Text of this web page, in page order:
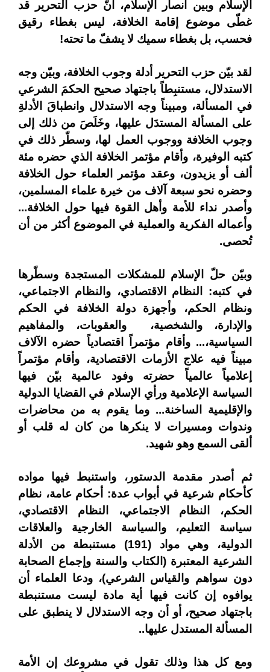
الإسلام وبين أنصار الإسلام، أَنَّ حزب التحرير قد
غطّى موضوع إقامة الخلافة، ليس بغطاء رقيق
فحسب، بل بغطاء سميك لا يشفّ ما تحته!
لقد بيّن حزب التحرير أدلة وجوب الخلافة، وبيّن وجه
الاستدلال، مستنبِطاً باجتهاد صحيح الحكمَ الشرعي
في المسألة، ومبيناً وجه الاستدلال وانطباقَ الأدلةِ
على المسألة المستدَل عليها، وخَلَصَ من ذلك إلى
وجوب الخلافة ووجوب العمل لها، وسطّر ذلك في
كتبه الوفيرة، وأقام مؤتمر الخلافة الذي حضره مئة
ألف أو يزيدون، وعقد مؤتمر العلماء حول الخلافة
وحضره نحو سبعة آلاف من خيرة علماء المسلمين،
وأصدر نداء للأمة وأهل القوة فيها حول الخلافة...
وأعماله الفكرية والعملية في الموضوع أكثر من أن
تُحصى.
وبيّن حلّ الإسلام للمشكلات المستجدة وسطّرها
في كتبه: النظام الاقتصادي، والنظام الاجتماعي،
ونظام الحكم، وأجهزة دولة الخلافة في الحكم
والإدارة، والشخصية، والعقوبات، والمفاهيم
السياسية،... وأقام مؤتمراً اقتصادياً حضره الآلاف
مبيناً فيه علاج الأزمات الاقتصادية، وأقام مؤتمراً
إعلامياً عالمياً حضرته وفود عالمية بيّن فيها
السياسة الإعلامية ورأي الإسلام في القضايا الدولية
والإقليمية الساخنة... وما يقوم به من محاضرات
وندوات ومسيرات لا ينكرها من كان له قلب أو
ألقى السمع وهو شهيد.
ثم أصدر مقدمة الدستور، واستنبط فيها مواده
كأحكام شرعية في أبواب عدة: أحكام عامة، نظام
الحكم، النظام الاجتماعي، النظام الاقتصادي،
سياسة التعليم، والسياسة الخارجية والعلاقات
الدولية، وهي مواد (191) مستنبطة من الأدلة
الشرعية المعتبرة (الكتاب والسنة وإجماع الصحابة
دون سواهم والقياس الشرعي)، ودعا العلماء أن
يوافوه إن كانت فيها أية مادة ليست مستنبطة
باجتهاد صحيح، أو أن وجه الاستدلال لا ينطبق على
المسألة المستدل عليها..
ومع كل هذا وذلك تقول في مشروعك إن الأمة